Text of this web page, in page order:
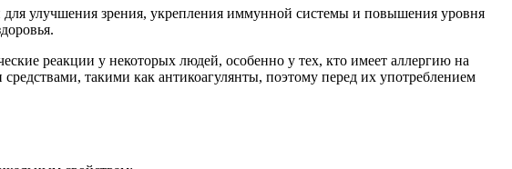
улучшения зрения, укрепления иммунной системы и повышения уровня
реакции у некоторых людей, особенно у тех, кто имеет аллергию на
такими как антикоагулянты, поэтому перед их употреблением